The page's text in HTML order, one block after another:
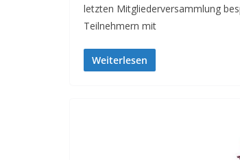
letzten Mitgliederversammlung
Teilnehmern mit
Weiterlesen